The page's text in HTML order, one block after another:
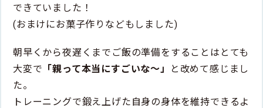
できていました！
(おまけにお菓子作りなどもしました)
朝早くから夜遅くまでご飯の準備をすることはとても
大変で 「親って本当にすごいな〜」
と改めて感じまし
た。
トレーニングで鍛え上げた自身の身体を維持できるよ